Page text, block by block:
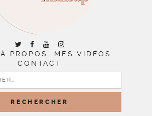
À PROPOS
MES VIDÉOS
CONTACT
RECHERCHER :